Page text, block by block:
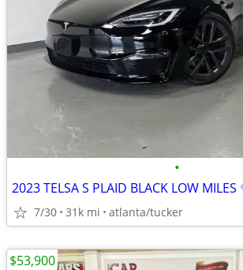
•
2023 TELSA S PLAID BLACK LOW MILES
7/30 31k mi atlanta/tucker
$53,900